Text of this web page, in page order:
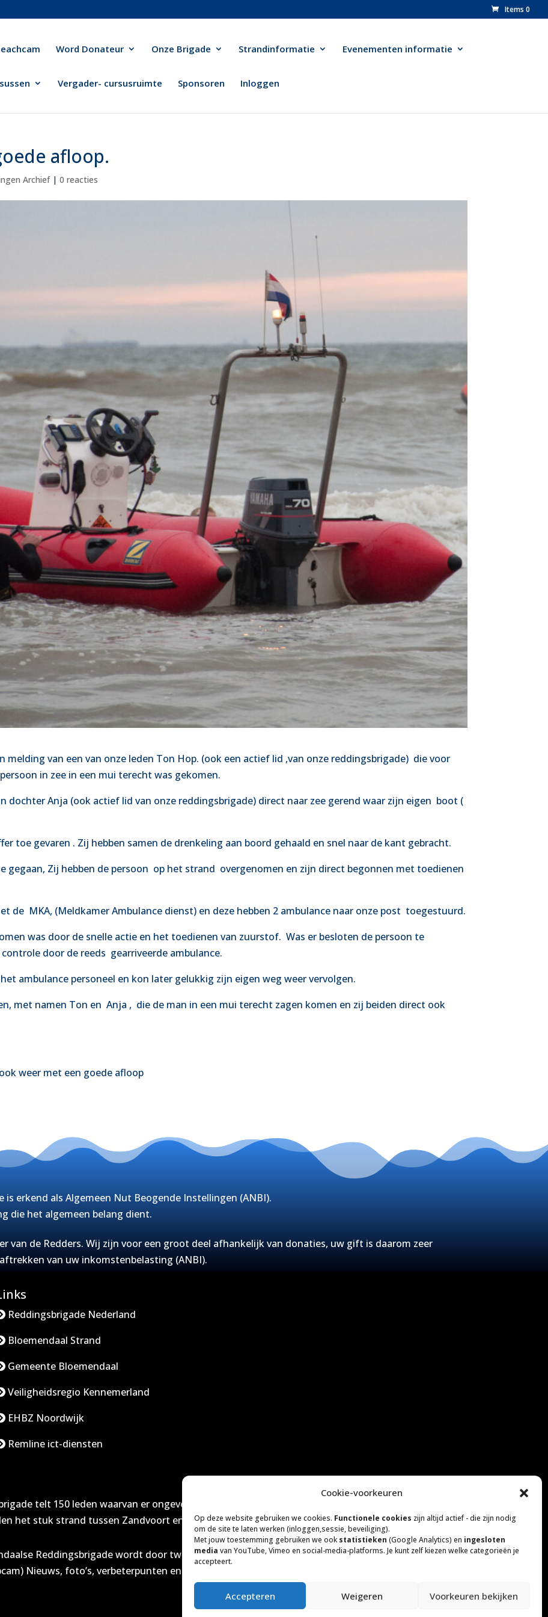
Cookie-voorkeuren
Op deze website gebruiken we cookies. Functionele cookies zijn altijd actief - die zijn nodig
om de site te laten werken (inloggen,sessie, beveiliging).
Met jouw toestemming gebruiken we ookstatistieken (Google Analytics) en ingesloten
media van YouTube, Vimeo en social-media-platforms. Je kunt zelf kiezen welke categorieën je
accepteert.
Accepteren Weigeren Voorkeuren bekijken
Items 0
Word Donateur Onze Brigade Strandinformatie Evenementen informatie
Vergader- cursusruimte Sponsoren Inloggen
afloop.
Archief|0 reacties
melding van een van onze leden Ton Hop. (ook een actief lid ,van onze reddingsbrigade) die voor
in zee in een mui terecht was gekomen.
dochter Anja (ook actief lid van onze reddingsbrigade) direct naar zee gerend waar zijn eigen boot (
toe gevaren . Zij hebben samen de drenkeling aan boord gehaald en snel naar de kant gebracht.
gegaan, Zij hebben de persoon op het strand overgenomen en zijn direct begonnen met toedienen
de MKA, (Meldkamer Ambulance dienst) en deze hebben 2 ambulance naar onze post toegestuurd.
was door de snelle actie en het toedienen van zuurstof. Was er besloten de persoon te
door de reeds gearriveerde ambulance.
ambulance personeel en kon later gelukkig zijn eigen weg weer vervolgen.
met namen Ton en Anja , die de man in een mui terecht zagen komen en zij beiden direct ook
weer met een goede afloop
is erkend als Algemeen Nut Beogende Instellingen (ANBI).
die het algemeen belang dient.
van de Redders. Wij zijn voor een groot deel afhankelijk van donaties, uw gift is daarom zeer
van uw inkomstenbelasting (ANBI).
Reddingsbrigade Nederland
Bloemendaal Strand
Gemeente Bloemendaal
Veiligheidsregio Kennemerland
EHBZ Noordwijk
Remline ict-diensten
telt 150 leden waarvan er ongeveer 75 actief stranddiensten draaien en dus toezicht houden
het stuk strand tussen Zandvoort en IJmuiden in de gaten.
Reddingsbrigade wordt door twee van onze leden onderhouden. Voor informatie over het niet
Nieuws, foto’s, verbeterpunten en andere informatie melden.